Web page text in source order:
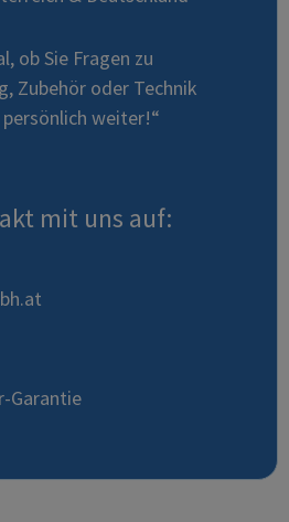
ob Sie Fragen zu
Zubehör oder Technik
weiter!“
mit uns auf:
Garantie